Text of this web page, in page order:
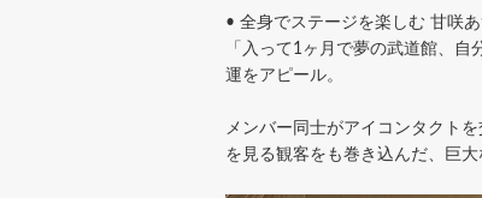
• 全身でステージを楽しむ 甘咲あ
「入って1ヶ月で夢の武道館、
運をアピール。
メンバー同士がアイコンタクト
を見る観客をも巻き込んだ、巨